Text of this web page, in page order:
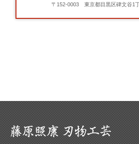
〒152-0003 東京都目黒区碑文谷1